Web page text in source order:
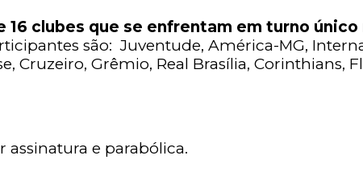
clubes que se enfrentam em turno
são: Juventude, América-MG,
Grêmio, Real Brasília, Corinthians,
assinatura e parabólica.